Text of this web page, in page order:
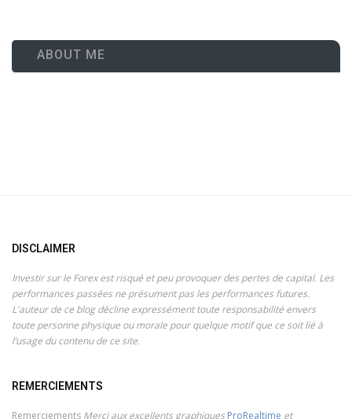
ABOUT ME
DISCLAIMER
Investir sur le Forex est risqué et peu provoquer des pertes de capital. Les
performances passées ne présument pas les performances futures.
L'auteur de ce blog décline expressément toute responsabilité envers
toute personne physique ou morale pour quelque motif que ce soit lié à
l’usage du contenu de ce site.
REMERCIEMENTS
Remerciements Merci aux excellents graphiques ProRealtime et